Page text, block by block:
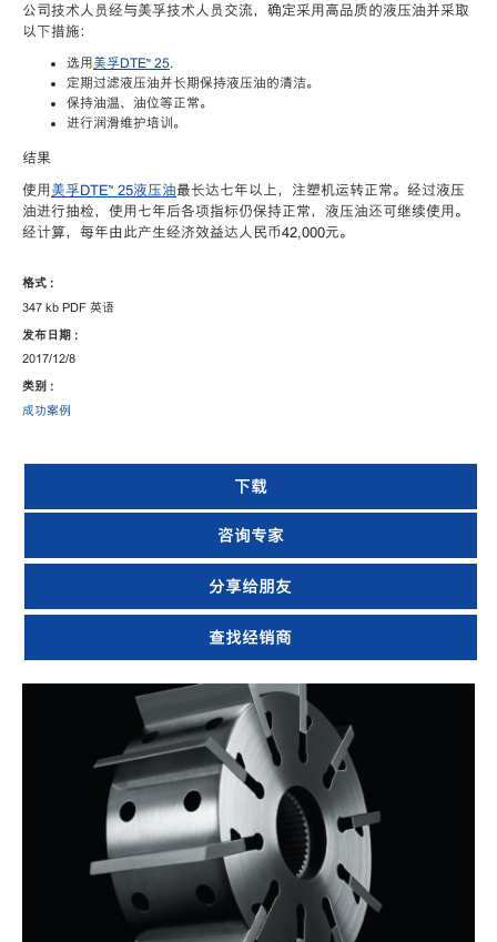
公司技术人员经与美孚技术人员交流，确定采用高品质的液压油并采取
以下措施：
选用美孚DTE™ 25.
定期过滤液压油并长期保持液压油的清洁。
保持油温、油位等正常。
进行润滑维护培训。
结果
使用 美孚DTE™ 25液压油最长达七年以上，注塑机运转正常。经过液压
油进行抽检，使用七年后各项指标仍保持正常，液压油还可继续使用。
经计算，每年由此产生经济效益达人民币42,000元。
格式 :
347 kb PDF 英语
发布日期 :
2017/12/8
类别 :
成功案例
下载
咨询专家
分享给朋友
查找经销商